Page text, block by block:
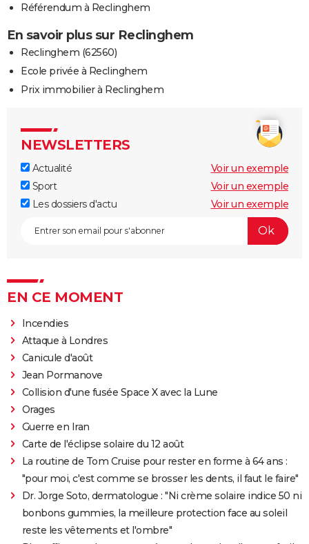
Référendum à Reclinghem
En savoir plus sur Reclinghem
Reclinghem (62560)
Ecole privée à Reclinghem
Prix immobilier à Reclinghem
NEWSLETTERS
Actualité
Voir un exemple
Sport
Voir un exemple
Les dossiers d'actu
Voir un exemple
EN CE MOMENT
Incendies
Attaque à Londres
Canicule d'août
Jean Pormanove
Collision d'une fusée Space X avec la Lune
Orages
Guerre en Iran
Carte de l'éclipse solaire du 12 août
La routine de Tom Cruise pour rester en forme à 64 ans :
"pour moi, c'est comme se brosser les dents, il faut le faire"
Dr. Jorge Soto, dermatologue : "Ni crème solaire indice 50 ni
bonbons gummies, la meilleure protection face au soleil
reste les vêtements et l'ombre"